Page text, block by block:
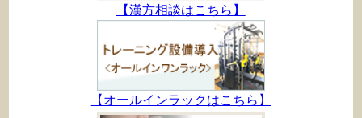
【漢方相談はこちら】
【オールインラックはこちら】